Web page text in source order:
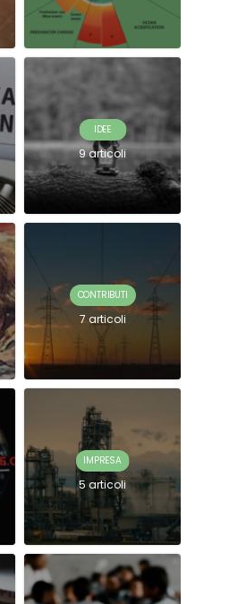
IDEE
9 articoli
CONTRIBUTI
7 articoli
IMPRESA
5 articoli